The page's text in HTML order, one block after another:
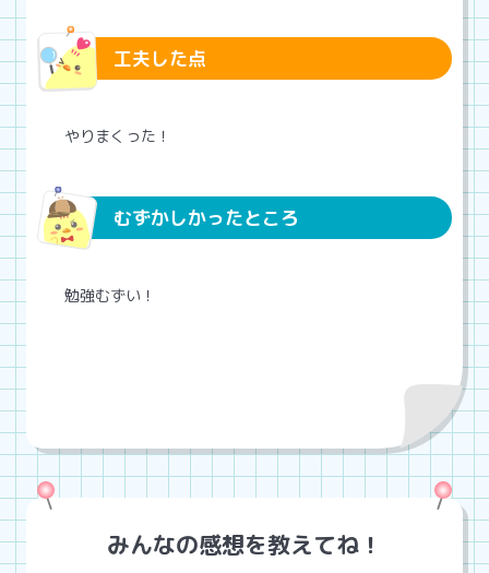
工夫した点
やりまくった！
むずかしかったところ
勉強むずい！
みんなの感想を教えてね！